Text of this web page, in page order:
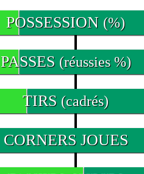
POSSESSION (%)
PASSES (réussies %)
TIRS (cadrés)
CORNERS JOUES